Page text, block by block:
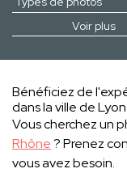
Voir plus
Bénéficiez de
dans la ville de
Vous cherchez un
Rhône? Prenez
vous avez besoin.